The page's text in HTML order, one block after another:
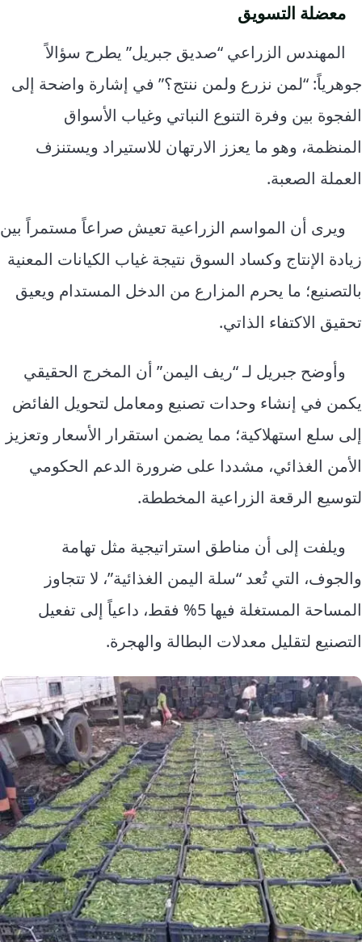
معضلة التسويق
المهندس الزراعي “صديق جبريل” يطرح سؤالاً
جوهرياً: “لمن نزرع ولمن ننتج؟” في إشارة واضحة إلى
الفجوة بين وفرة التنوع النباتي وغياب الأسواق
المنظمة، وهو ما يعزز الارتهان للاستيراد ويستنزف
العملة الصعبة.
ويرى أن المواسم الزراعية تعيش صراعاً مستمراً بين
زيادة الإنتاج وكساد السوق نتيجة غياب الكيانات المعنية
بالتصنيع؛ ما يحرم المزارع من الدخل المستدام ويعيق
تحقيق الاكتفاء الذاتي.
وأوضح جبريل لـ “ريف اليمن” أن المخرج الحقيقي
يكمن في إنشاء وحدات تصنيع ومعامل لتحويل الفائض
إلى سلع استهلاكية؛ مما يضمن استقرار الأسعار وتعزيز
الأمن الغذائي، مشددا على ضرورة الدعم الحكومي
لتوسيع الرقعة الزراعية المخططة.
ويلفت إلى أن مناطق استراتيجية مثل تهامة
والجوف، التي تُعد “سلة اليمن الغذائية”، لا تتجاوز
المساحة المستغلة فيها 5% فقط، داعياً إلى تفعيل
التصنيع لتقليل معدلات البطالة والهجرة.